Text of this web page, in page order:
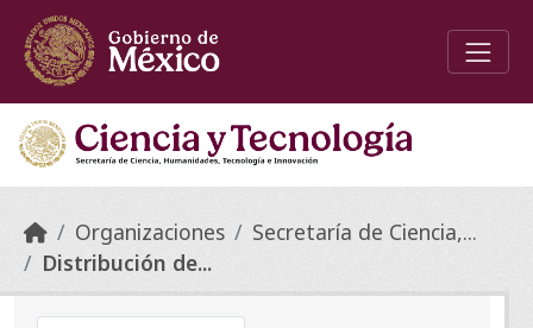
Skip to main content
Organizaciones
Secretaría de Ciencia,...
Distribución de...